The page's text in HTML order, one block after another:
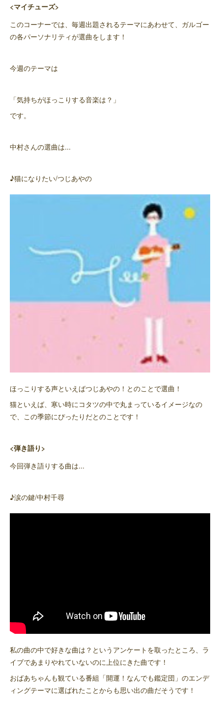
<マイチューズ>
このコーナーでは、毎週出題されるテーマにあわせて、ガルゴー
の各パーソナリティが選曲をします！
今週のテーマは
「気持ちがほっこりする音楽は？」
です。
中村さんの選曲は...
♪猫になりたい/つじあやの
ほっこりする声といえばつじあやの！とのことで選曲！
猫といえば、寒い時にコタツの中で丸まっているイメージなの
で、この季節にぴったりだとのことです！
<弾き語り>
今回弾き語りする曲は...
♪涙の鍵/中村千尋
私の曲の中で好きな曲は？というアンケートを取ったところ、ラ
イブであまりやれていないのに上位にきた曲です！
おばあちゃんも観ている番組「開運！なんでも鑑定団」のエンデ
ィングテーマに選ばれたことからも思い出の曲だそうです！